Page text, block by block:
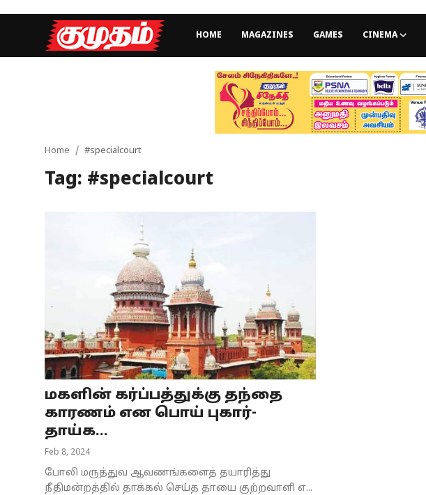
HOME MAGAZINES GAMES CINEMA
Games
Special Story
Business
Tamilnadu
National
Astrology
Home #specialcourt
Tag: #specialcourt
மகளின் கர்ப்பத்துக்கு தந்தை
காரணம் என பொய் புகார்-
தாய்க...
Feb 8, 2024
போலி மருத்துவ ஆவணங்களைத் தயாரித்து
நீதிமன்றத்தில் தாக்கல் செய்த தாயை குற்றவாளி எ...